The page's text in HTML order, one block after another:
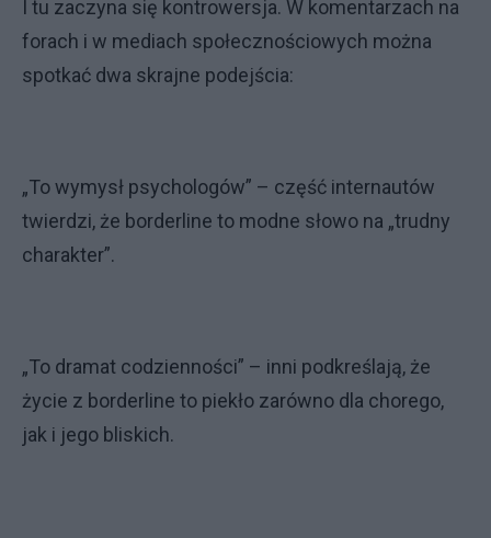
I tu zaczyna się kontrowersja. W komentarzach na
forach i w mediach społecznościowych można
spotkać dwa skrajne podejścia:
„To wymysł psychologów” – część internautów
twierdzi, że borderline to modne słowo na „trudny
charakter”.
„To dramat codzienności” – inni podkreślają, że
życie z borderline to piekło zarówno dla chorego,
jak i jego bliskich.